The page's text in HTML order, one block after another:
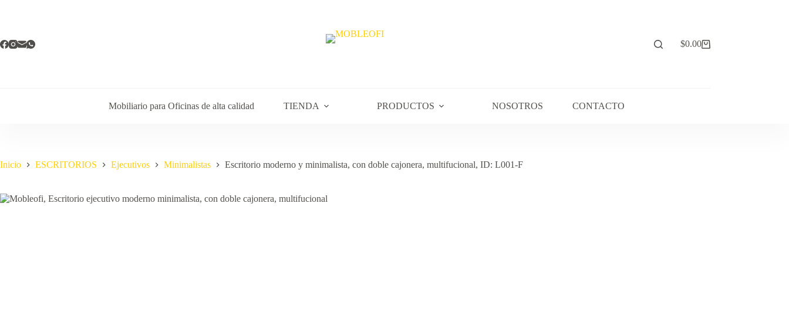
Carro
$0.00
Mobiliario para Oficinas de alta calidad TIENDA PRODUCTOS NOSOTROS CONTACTO
Inicio ESCRITORIOS Ejecutivos Minimalistas Escritorio moderno y minimalista, con doble cajonera, multifucional, ID: L001-F